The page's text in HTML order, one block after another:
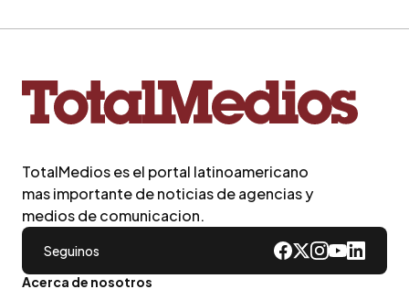
TotalMedios es el portal latinoamericano
mas importante de noticias de agencias y
medios de comunicacion.
Seguinos
Acerca de nosotros